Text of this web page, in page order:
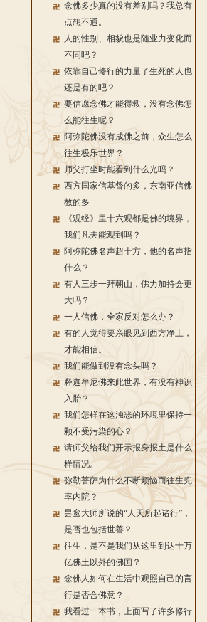
念佛多少真的没有差别吗？我总有
点想不通。
人的性别、相貌也是随业力变化而
不同吧？
依靠自己修行的力量了生死的人也
还是有的吧？
要信愿念佛才能得救，没有念佛怎
么能往生呢？
阿弥陀佛没有成佛之前，众生怎么
往生极乐世界？
师父打坐时能看到什么光吗？
西方国家信基督的多，东南亚信佛
教的多
《观经》里十六观都是佛的境界，
我们凡夫能观到吗？
阿弥陀佛名声超十方，他的名声指
什么？
有人三步一拜朝山，佛力加持会更
大吗？
一人信佛，全家反对怎么办？
有的人觉得要亲眼见到西方净土，
才能相信。
我们能做到没有念头吗？
释迦牟尼佛来此世界，有没有神识
入胎？
我们怎样在这浊恶的环境里保持一
颗不受污染的心？
请师父给我们开示报身报土是什么
样情况。
弥勒菩萨为什么不断烦恼而往生兜
率内院？
昙鸾大师所说的“人天所起诸行”，
是否也包括世善？
往生，是不是我们从这里到达十万
亿佛土以外的佛国？
念佛人如何在生活中观照自己的言
行是否合佛意？
我看过一本书，上面写了许多修行